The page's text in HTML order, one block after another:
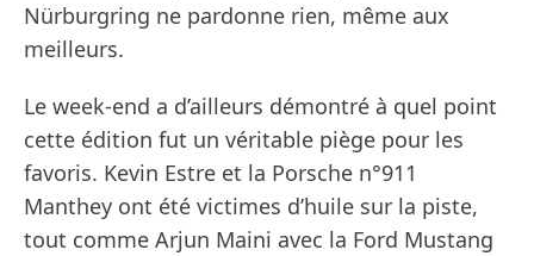
Nürburgring ne pardonne rien, même aux
meilleurs.
Le week-end a d’ailleurs démontré à quel point
cette édition fut un véritable piège pour les
favoris. Kevin Estre et la Porsche n°911
Manthey ont été victimes d’huile sur la piste,
tout comme Arjun Maini avec la Ford Mustang